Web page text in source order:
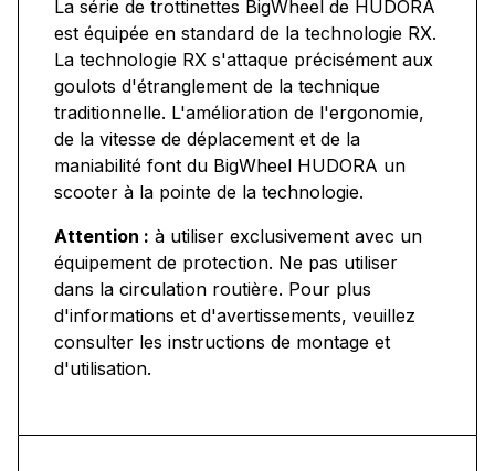
La série de trottinettes BigWheel de HUDORA
est équipée en standard de la technologie RX.
La technologie RX s'attaque précisément aux
goulots d'étranglement de la technique
traditionnelle. L'amélioration de l'ergonomie,
de la vitesse de déplacement et de la
maniabilité font du BigWheel HUDORA un
scooter à la pointe de la technologie.
Attention : à utiliser exclusivement avec un
équipement de protection. Ne pas utiliser
dans la circulation routière. Pour plus
d'informations et d'avertissements, veuillez
consulter les instructions de montage et
d'utilisation.